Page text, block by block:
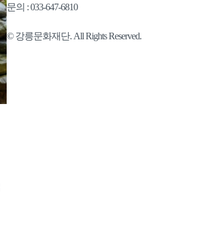
문의 : 033-647-6810
© 강릉문화재단. All Rights Reserved.